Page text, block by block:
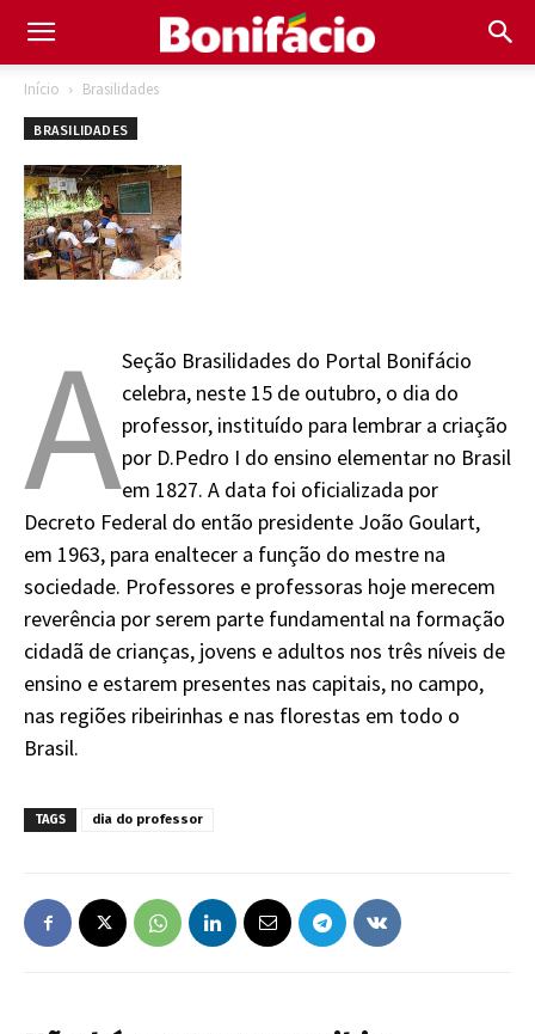
Início Brasilidades
BRASILIDADES
ASeção Brasilidades do Portal Bonifácio
celebra, neste 15 de outubro, o dia do
professor, instituído para lembrar a criação
por D.Pedro I do ensino elementar no Brasil
em 1827. A data foi oficializada por
Decreto Federal do então presidente João Goulart,
em 1963, para enaltecer a função do mestre na
sociedade. Professores e professoras hoje merecem
reverência por serem parte fundamental na formação
cidadã de crianças, jovens e adultos nos três níveis de
ensino e estarem presentes nas capitais, no campo,
nas regiões ribeirinhas e nas florestas em todo o
Brasil.
TAGS dia do professor